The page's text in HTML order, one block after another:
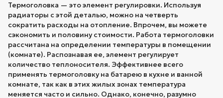
Термоголовка — это элемент регулировки. Используя
радиаторы с этой деталью, можно на четверть
сократить расходы на отопление. Впрочем, вы можете
сэкономить и половину стоимости. Работа термоголовки
рассчитана на определении температуры в помещении
(комнате). Распознавая ее, элемент регулирует
количество теплоносителя. Эффективнее всего
применять термоголовку на батарею в кухне и ванной
комнате, так как в этих жилых зонах температура
меняется часто и сильно. Однако, конечно, разумно